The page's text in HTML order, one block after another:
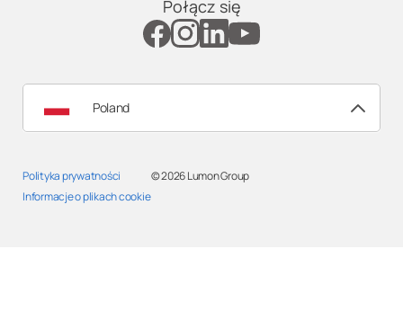
Połącz się
Poland
Polityka prywatności
Informacje o plikach cookie
© 2026Lumon Group